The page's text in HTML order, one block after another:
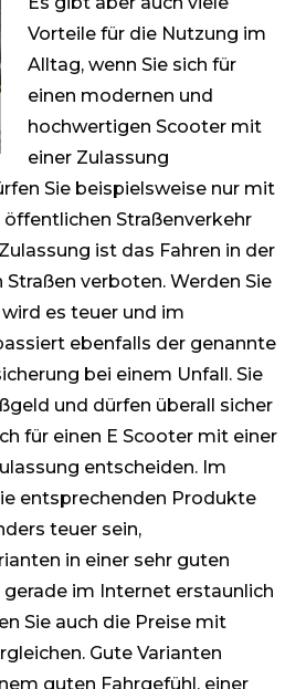
Vorteile für die Nutzung im
Alltag, wenn Sie sich für
einen modernen und
hochwertigen Scooter mit
einer Zulassung
Sie beispielsweise nur mit
Straßenverkehr
ist das Fahren in der
verboten. Werden Sie
es teuer und im
ebenfalls der genannte
bei einem Unfall. Sie
und dürfen überall sicher
für einen E Scooter mit einer
entscheiden. Im
entsprechenden Produkte
teuer sein,
in einer sehr guten
im Internet erstaunlich
Sie auch die Preise mit
Gute Varianten
guten Fahrgefühl, einer